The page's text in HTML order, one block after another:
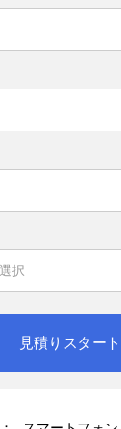
見積りスタート